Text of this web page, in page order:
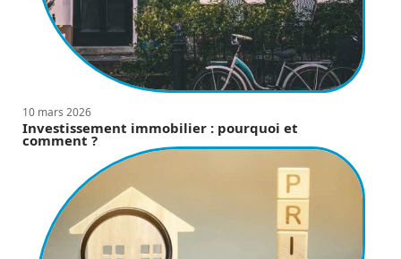
10 mars 2026
Investissement immobilier : pourquoi et
comment ?